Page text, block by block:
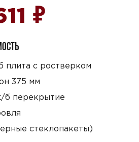
₽
с ростверком
375 мм
перекрытие
стеклопакеты)